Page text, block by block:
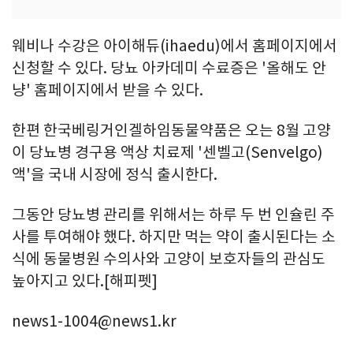
웨비나 수강은 아이해듀(ihaedu)에서 홈페이지에서
신청할 수 있다. 당뇨 아카데미 수료증은 '올해도 안
냥' 홈페이지에서 받을 수 있다.
한편 한국베링거인겔하임동물약품은 오는 8월 고양
이 당뇨병 경구용 액상 치료제 '센벨고(Senvelgo)
액'을 국내 시장에 정식 출시한다.
그동안 당뇨병 관리를 위해서는 하루 두 번 인슐린 주
사를 투여해야 했다. 하지만 먹는 약이 출시된다는 소
식에 동물병원 수의사와 고양이 보호자들의 관심도
높아지고 있다.[해피펫]
news1-1004@news1.kr